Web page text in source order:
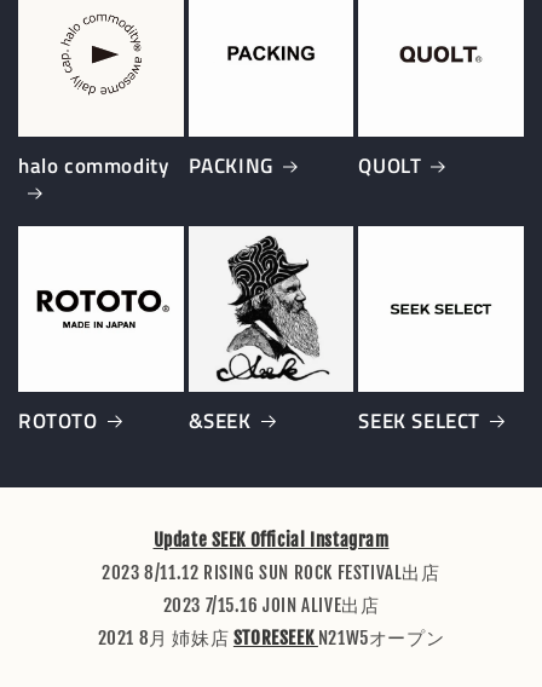
halo commodity PACKING QUOLT
ROTOTO &SEEK SEEK SELECT
Update SEEK Official Instagram
2023 8/11.12 RISING SUN ROCK FESTIVAL出店
2023 7/15.16 JOIN ALIVE出店
2021 8月 姉妹店 STORESEEK N21W5オープン